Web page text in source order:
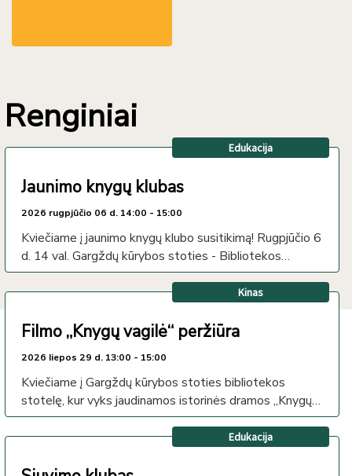
Renginiai
Edukacija
Jaunimo knygų klubas
2026 rugpjūčio 06 d. 14:00 - 15:00
Kviečiame į jaunimo knygų klubo susitikimą! Rugpjūčio 6
d. 14 val. Gargždų kūrybos stoties - Bibliotekos
stotelėje vyks jaunimo knygų klubo susitikimas. Čia
knygos tampa pokalbių pradžia, o skaitytojai –
ieškai įdomios istorijos – prisijunk! Ateik susipažinti,
Kinas
Filmo „Knygų vagilė“ peržiūra
2026 liepos 29 d. 13:00 - 15:00
Kviečiame į Gargždų kūrybos stoties bibliotekos
stotelę, kur vyks jaudinamos istorinės dramos „Knygų
vagilė“ peržiūra. Filmas sukurtas pagal australų rašytojo
Markuso Zusako to paties pavadinimo romaną. Tai
Edukacija